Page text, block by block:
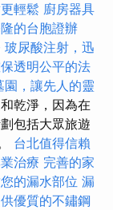
輕鬆 廚房器具
的台胞證辦
玻尿酸注射，迅
透明公平的法
園，讓先人的靈
乾淨，因為在
包括大眾旅遊
台北值得信賴
治療 完善的家
的漏水部位 漏
優質的不鏽鋼